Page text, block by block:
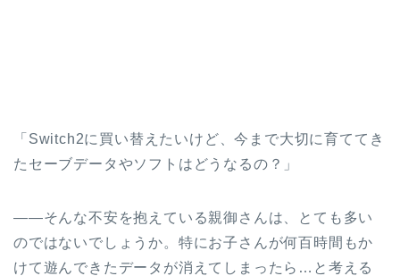
「Switch2に買い替えたいけど、今まで大切に育ててき
たセーブデータやソフトはどうなるの？」
——そんな不安を抱えている親御さんは、とても多い
のではないでしょうか。特にお子さんが何百時間もか
けて遊んできたデータが消えてしまったら…と考える